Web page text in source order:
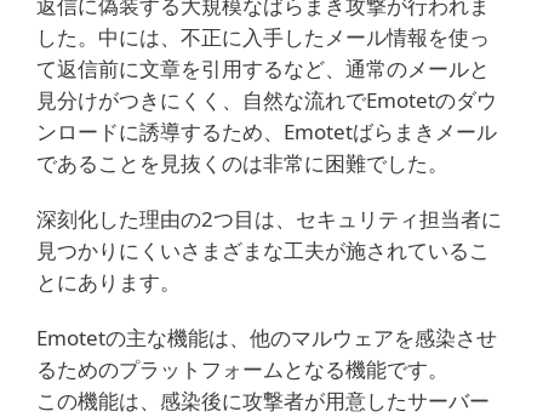
返信に偽装する大規模なばらまき攻撃が行われま
した。中には、不正に入手したメール情報を使っ
て返信前に文章を引用するなど、通常のメールと
見分けがつきにくく、自然な流れでEmotetのダウ
ンロードに誘導するため、Emotetばらまきメール
であることを見抜くのは非常に困難でした。
深刻化した理由の2つ目は、セキュリティ担当者に
見つかりにくいさまざまな工夫が施されているこ
とにあります。
Emotetの主な機能は、他のマルウェアを感染させ
るためのプラットフォームとなる機能です。
この機能は、感染後に攻撃者が用意したサーバー